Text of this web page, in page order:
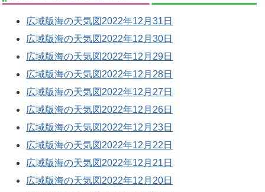
広域版海の天気図2022年12月31日
広域版海の天気図2022年12月30日
広域版海の天気図2022年12月29日
広域版海の天気図2022年12月28日
広域版海の天気図2022年12月27日
広域版海の天気図2022年12月26日
広域版海の天気図2022年12月23日
広域版海の天気図2022年12月22日
広域版海の天気図2022年12月21日
広域版海の天気図2022年12月20日